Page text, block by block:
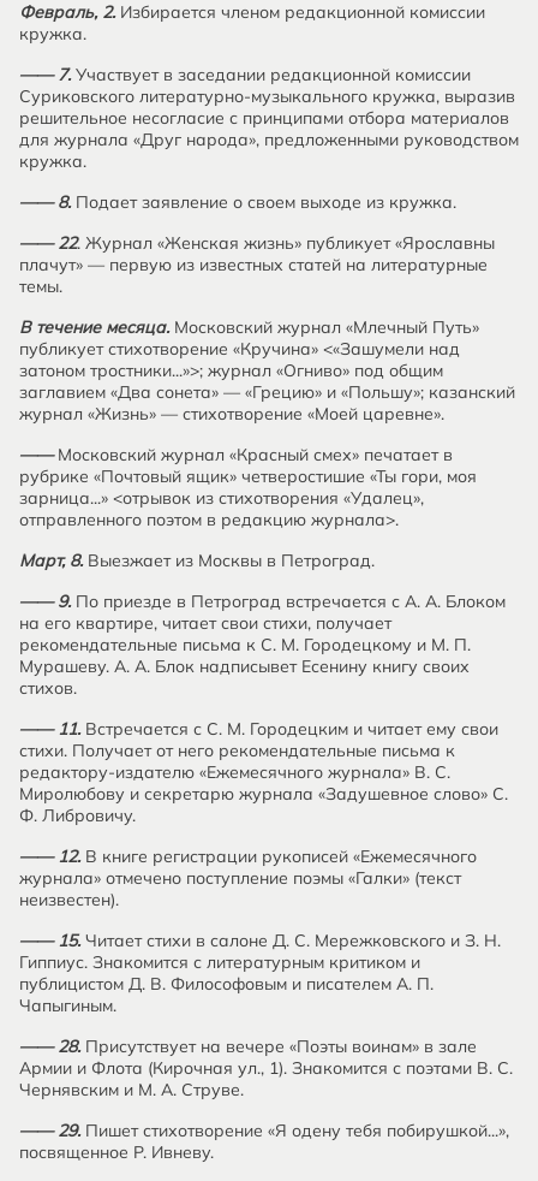
Февраль, 2.Избирается членом редакционной комиссии
кружка.
—— 7.Участвует в заседании редакционной комиссии
Суриковского литературно-музыкального кружка, выразив
решительное несогласие с принципами отбора материалов
для журнала «Друг народа», предложенными руководством
кружка.
—— 8.Подает заявление о своем выходе из кружка.
—— 22. Журнал «Женская жизнь» публикует «Ярославны
плачут» — первую из известных статей на литературные
темы.
В течение месяца. Московский журнал «Млечный Путь»
публикует стихотворение «Кручина» <«Зашумели над
затоном тростники...»>; журнал «Огниво» под общим
заглавием «Два сонета» — «Грецию» и «Польшу»; казанский
журнал «Жизнь» — стихотворение «Моей царевне».
——Московский журнал «Красный смех» печатает в
рубрике «Почтовый ящик» четверостишие «Ты гори, моя
зарница...» <отрывок из стихотворения «Удалец»,
отправленного поэтом в редакцию журнала>.
Март, 8. Выезжает из Москвы в Петроград.
—— 9.По приезде в Петроград встречается с А. А. Блоком
на его квартире, читает свои стихи, получает
рекомендательные письма к С. М. Городецкому и М. П.
Мурашеву. А. А. Блок надписывет Есенину книгу своих
стихов.
—— 11.Встречается с С. М. Городецким и читает ему свои
стихи. Получает от него рекомендательные письма к
редактору-издателю «Ежемесячного журнала» В. С.
Миролюбову и секретарю журнала «Задушевное слово» С.
Ф. Либровичу.
—— 12.В книге регистрации рукописей «Ежемесячного
журнала» отмечено поступление поэмы «Галки» (текст
неизвестен).
—— 15.Читает стихи в салоне Д. С. Мережковского и З. Н.
Гиппиус. Знакомится с литературным критиком и
публицистом Д. В. Философовым и писателем А. П.
Чапыгиным.
—— 28. Присутствует на вечере «Поэты воинам» в зале
Армии и Флота (Кирочная ул., 1). Знакомится с поэтами В. С.
Чернявским и М. А. Струве.
—— 29. Пишет стихотворение «Я одену тебя побирушкой...»,
посвященное Р. Ивневу.